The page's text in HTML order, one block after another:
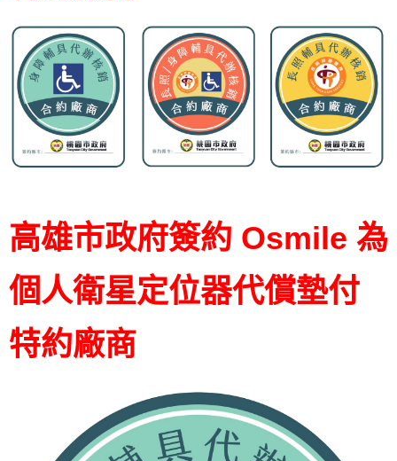
高雄市政府簽約 Osmile 為
個人衛星定位器代償墊付
特約廠商